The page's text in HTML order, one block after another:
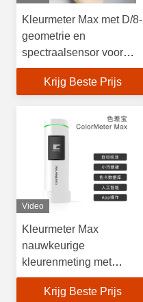
Kleurmeter Max met D/8-
geometrie en
spectraalsensor voor
nauwkeurige
kleurenmeting
Krijg Beste Prijs
Video
Kleurmeter Max
nauwkeurige
kleurenmeting met
automatische kalibratie
en clouddatabase
Krijg Beste Prijs